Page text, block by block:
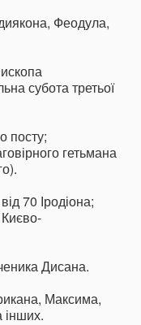
Феодула,
субота третьої
посту;
гетьмана
70 Іродіона;
Дисана.
Максима,